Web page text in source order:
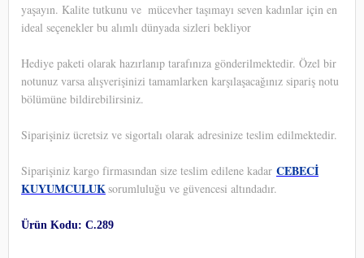
yaşayın. Kalite tutkunu ve mücevher taşımayı seven kadınlar için en
ideal seçenekler bu alımlı dünyada sizleri bekliyor
Hediye paketi olarak hazırlanıp tarafınıza gönderilmektedir. Özel bir
notunuz varsa alışverişinizi tamamlarken karşılaşacağınız sipariş notu
bölümüne bildirebilirsiniz.
Siparişiniz ücretsiz ve sigortalı olarak adresinize teslim edilmektedir.
Siparişiniz kargo firmasından size teslim edilene kadar CEBECİ
KUYUMCULUKsorumluluğu ve güvencesi altındadır.
Ürün Kodu: C.289